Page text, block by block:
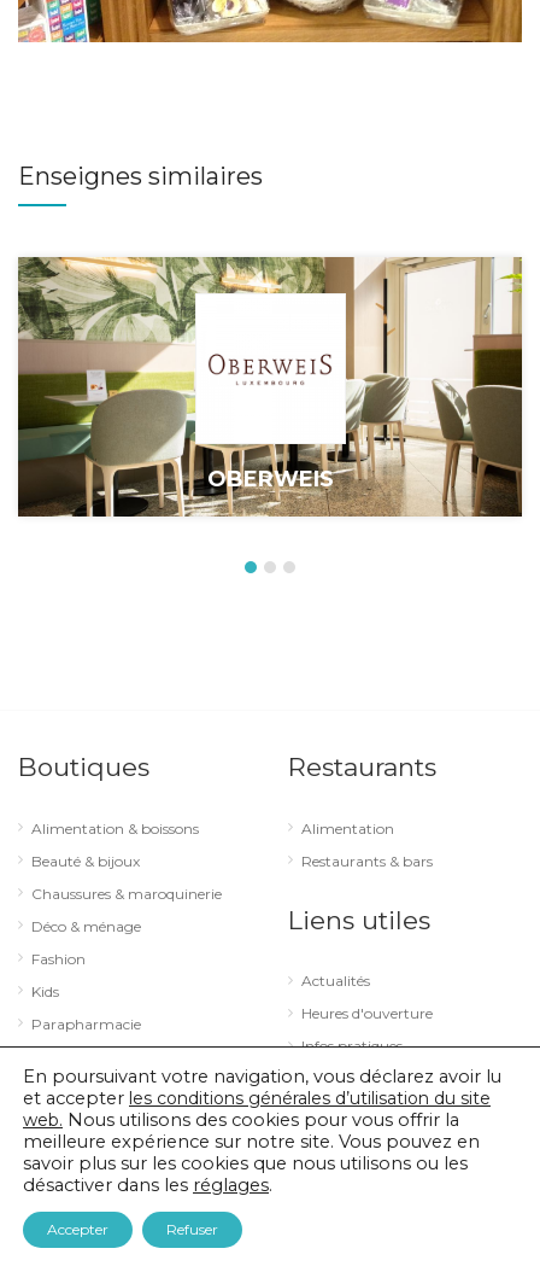
Enseignes similaires
OBERWEIS
Boutiques
Alimentation & boissons
Beauté & bijoux
Chaussures & maroquinerie
Déco & ménage
Fashion
Kids
Parapharmacie
Sport & loisirs
Technologie & optique
Restaurants
Alimentation
Restaurants & bars
Liens utiles
Actualités
Heures d'ouverture
Infos pratiques
© 2026 City Concorde |Mentions légales
|
Conditions générales d’utilisation
En poursuivant votre navigation, vous déclarez avoir lu
et accepter les conditions générales d’utilisation du site
web. Nous utilisons des cookies pour vous offrir la
meilleure expérience sur notre site. Vous pouvez en
savoir plus sur les cookies que nous utilisons ou les
désactiver dans les réglages.
Accepter Refuser